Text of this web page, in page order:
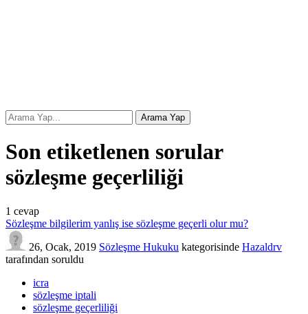
Son etiketlenen sorular
sözleşme geçerliliği
1 cevap
Sözleşme bilgilerim yanlış ise sözleşme geçerli olur mu?
26, Ocak, 2019 Sözleşme Hukuku kategorisinde Hazaldrv
tarafından soruldu
icra
sözleşme iptali
sözleşme geçerliliği